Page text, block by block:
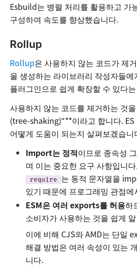
Esbuild는 병렬 처리를 활용하고 가
구성하여 속도를 향상했습니다.
Rollup
Rollup은 사용하지 않는 코드가 제
을 생성하는 라이브러리 작성자들
플러그인으로 쉽게 확장할 수 있다
사용하지 않는 코드를 제거하는 것
(tree-shaking)“**이라고 합니다.
어떻게 도움이 되는지 살펴보겠습니
Import는 정적이므로 종속성
며 이는 중요한 요구 사항입니
require 는 동적 문자열을
있기 때문에 프로그래밍 관점
ESM은 여러 exports를 허용하
소비자가 사용하는 것을 쉽게
이에 비해 CJS와 AMD는 단일
해결 방법은 여러 속성이 있는
니다.